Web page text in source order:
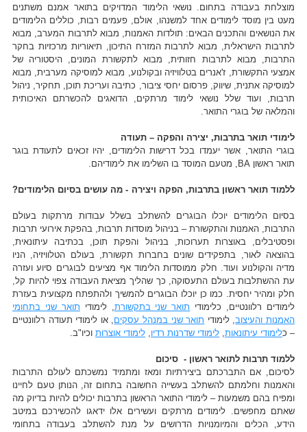
מוצלחת בעבודה בתחום. נושאי הלימוד המדויקים בתואר אמנם משתנים
מעט בין מוסד לימודים אחד למשנהו, אולם, פעמים רבות, כוללים הלימודים
את הנושאים והתכנים הבאים: תולדות האמנות, מבוא לתרבות המערב, מבוא
לתרבות הישראלית, מבוא לתרבות המזרח התיכון, תיאוריות מרכזיות בחקר
התרבות, מבוא לתרבות חזותית, מבוא לתקשורת המונים, היסטוריה של
אמצעי התקשורת, ז'אנרים בטלוויזיה ובקולנוע, מבוא למוסיקה מערבית, מבוא
למוסיקה אתנית, שיווק, פרסום יחסי ציבור, כתיבה ועריכת תוכן, תחקיר, ניהול
תרבות, ועוד שלל נושאי לימוד מרתקים, הדואגים להכשרתם האיכותית
והמלאה של בוגרי התואר.
לימודי תואר בתרבות, יצירה והפקה – תעודה
בוגרי התואר, אשר יעמדו בכל דרישות הלימודים, יהיו זכאים לתעודת בוגר
תואר ראשון BA, מטעם המוסד בו השלימו את לימודיהם.
ללמוד תואר ראשון בתרבות, הפקה ויצירה - מה עושים בסיום הלימודים?
בסיום הלימודים יוכלו הבוגרים להשתלב בשלל עבודות מרתקות בעולם
התרבות, האמנות והתקשורת – בניהול מוסדות תרבות, בהפקת אירועי תרבות
ופסטיבלים, באוצרות תערוכות, בניהול והפקת תוכן, בכתיבה עיתונאית,
בהוצאה לאור, בתפקידים שונים בחברות תקשורת, בעולם הטלוויזיה, הניו
מדיה והקולנוע ועוד. חלק ממוסדות הלימוד אף מציעים לבוגרים סיוע ועזרה
עת ההשתלבות בעולם התעסוקה, כך שהליך מציאת העבודה צפוי להיות קל,
חלק ומהיר יחסית. כמו כן יוכלו הבוגרים להמשיך ולהתפתח מקצועית בעזרת
לימודים רלוונטיים, כלימודי תואר שני בתקשורת , לימודי תואר שני בתחומי
האמנות והעיצוב, לימודי תואר שני במנהל עסקים , או לימודי תעודה רלוונטיים
– כלימודי עיתונאות, לימודי שדרנות רדיו לימודי אוצרותוכיו"ב.
ללמוד תרבות לתואר ראשון - סיכום
לסיכום, אם התברכתם ביצירתיות ומאז ומתמיד נמשכתם לעולם התרבות
והאמנות וחלמתם להשתלב בעשייה החשובה בתחום זה, הנותן טעם לחיינו
ומפיח בהם משמעות – לימודי התואר הראשון בתרבות יכולים להיות בדיוק מה
שאתם מחפשים. לימודים מרתקים ועשירים אלו ידאגו להכשירכם במיטב
הידע, הכלים והמיומנויות הדרושים על מנת להשתלב בעבודה בתחומי